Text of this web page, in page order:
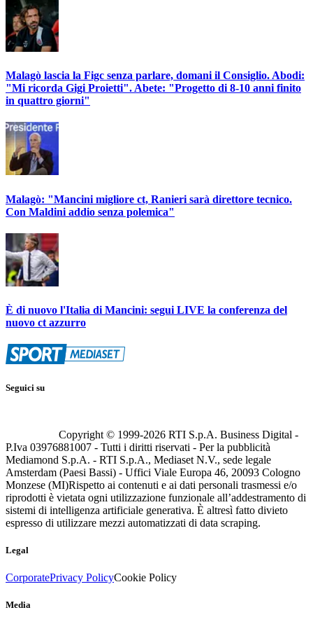
Malagò lascia la Figc senza parlare, domani il Consiglio. Abodi:
"Mi ricorda Gigi Proietti". Abete: "Progetto di 8-10 anni finito
in quattro giorni"
Malagò: "Mancini migliore ct, Ranieri sarà direttore tecnico.
Con Maldini addio senza polemica"
È di nuovo l'Italia di Mancini: segui LIVE la conferenza del
nuovo ct azzurro
Seguici su
Copyright © 1999-2026 RTI S.p.A. Business Digital -
P.Iva 03976881007 - Tutti i diritti riservati - Per la pubblicità
Mediamond S.p.A. - RTI S.p.A., Mediaset N.V., sede legale
Amsterdam (Paesi Bassi) - Uffici Viale Europa 46, 20093 Cologno
Monzese (MI)Rispetto ai contenuti e ai dati personali trasmessi e/o
riprodotti è vietata ogni utilizzazione funzionale all’addestramento di
sistemi di intelligenza artificiale generativa. È altresì fatto divieto
espresso di utilizzare mezzi automatizzati di data scraping.
Legal
CorporatePrivacy PolicyCookie Policy
Media